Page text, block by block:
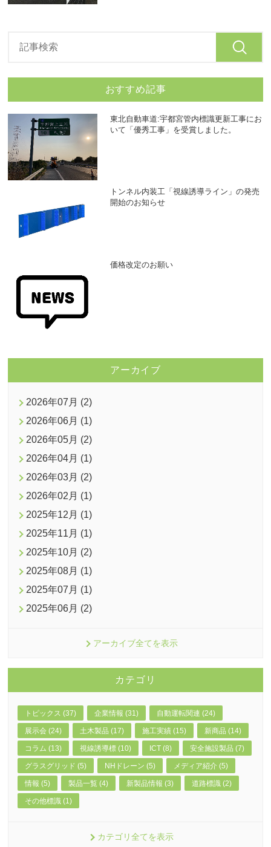
おすすめ記事
東北自動車道:宇都宮管内標識更新工事にお
いて「優秀工事」を受賞しました。
トンネル内装工「視線誘導ライン」の発売
開始のお知らせ
価格改定のお願い
アーカイブ
2026年07月 (2)
2026年06月 (1)
2026年05月 (2)
2026年04月 (1)
2026年03月 (2)
2026年02月 (1)
2025年12月 (1)
2025年11月 (1)
2025年10月 (2)
2025年08月 (1)
2025年07月 (1)
2025年06月 (2)
アーカイブ全てを表示
カテゴリ
トピックス (37) 企業情報 (31) 自動運転関連 (24)
展示会 (24) 土木製品 (17) 施工実績 (15) 新商品 (14)
コラム (13) 視線誘導標 (10) ICT (8) 安全施設製品 (7)
グラスグリッド (5) NHドレーン (5) メディア紹介 (5)
情報 (5) 製品一覧 (4) 新製品情報 (3) 道路標識 (2)
その他標識 (1)
カテゴリ全てを表示